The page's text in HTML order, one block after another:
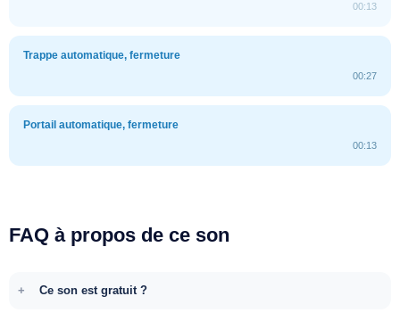
00:13
Trappe automatique, fermeture
00:27
Portail automatique, fermeture
00:13
FAQ à propos de ce son
Ce son est gratuit ?